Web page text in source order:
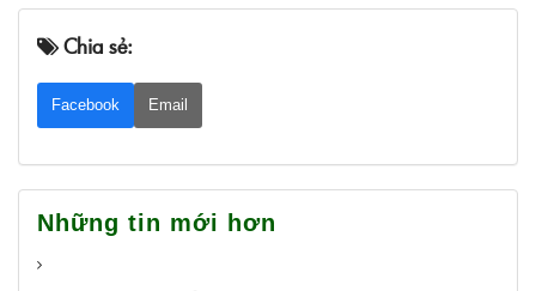
Chia sẻ:
Facebook Email
Những tin mới hơn